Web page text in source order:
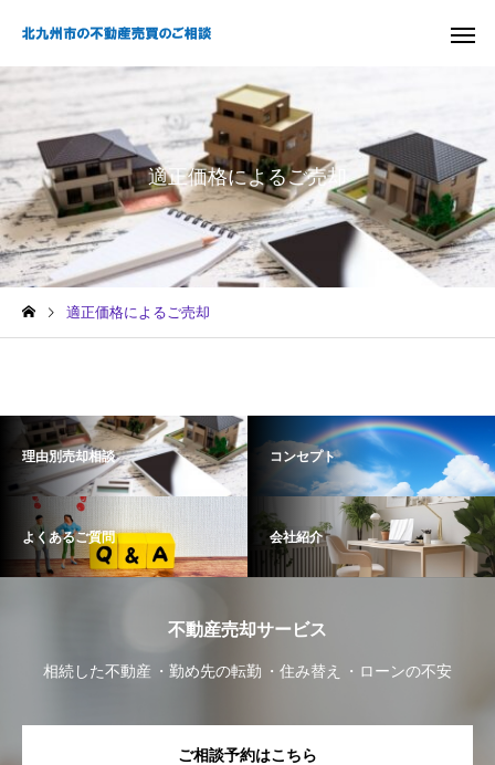
適正価格によるご売却
適正価格によるご売却
理由別売却相談 コンセプト
よくあるご質問 会社紹介
不動産売却サービス
相続した不動産 勤め先の転勤 住み替え ローンの不安
ご相談予約はこちら